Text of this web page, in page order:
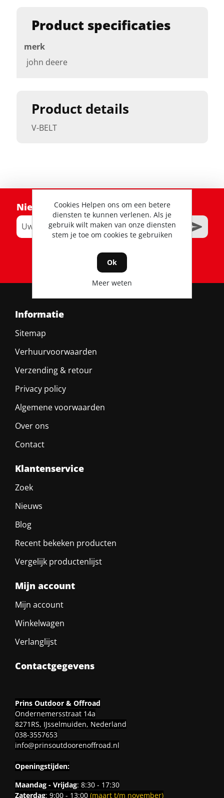
Product details
V-BELT
Product specificaties
merk
john deere
Nieuwsbrief
RSS
Informatie
Sitemap
Verhuurvoorwaarden
Verzending & retour
Privacy policy
Algemene voorwaarden
Over ons
Contact
Klantenservice
Zoek
Nieuws
Blog
Recent bekeken producten
Vergelijk productenlijst
Mijn account
Mijn account
Winkelwagen
Verlanglijst
Contactgegevens
Prins Outdoor & Offroad
Ondernemersstraat 14a
8271RS, IJsselmuiden, Nederland
038-3557653
info@prinsoutdoorenoffroad.nl
Openingstijden:
Maandag - Vrijdag: 8:30 - 17:30
Zaterdag: 9:00 - 13:00 (maart t/m november)
Cookies Helpen ons om een betere
diensten te kunnen verlenen. Als je
gebruik wilt maken van onze diensten
stem je toe om cookies te gebruiken
Ok
Meer weten